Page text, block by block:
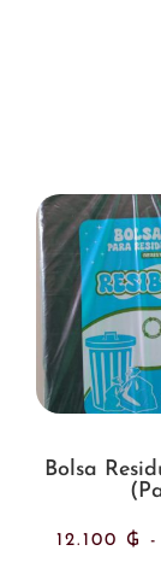
Bolsa
12.100 ₲ -